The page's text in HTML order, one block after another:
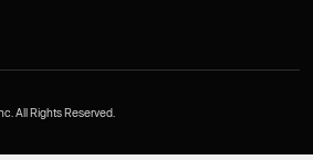
All Rights Reserved.